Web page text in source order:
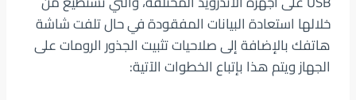
خلالها استعادة البيانات المفقودة في حال تلفت شاشة
هاتفك بالإضافة إلى صلاحيات تثبيت الجذور الرومات على
الجهاز ويتم هذا بإتباع الخطوات الآتية: